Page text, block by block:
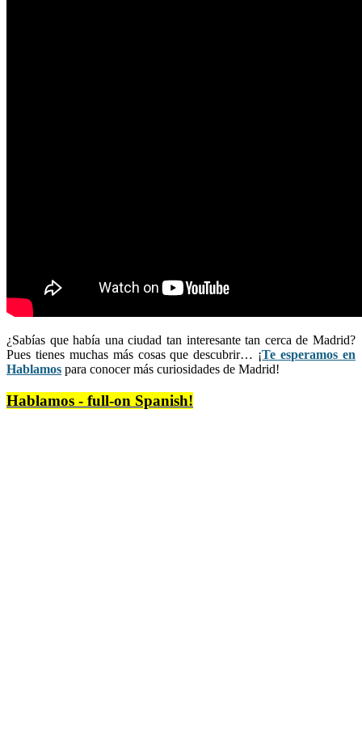
¿Sabías que había una ciudad tan interesante tan cerca de Madrid?
Pues tienes muchas más cosas que descubrir… ¡Te esperamos en
Hablamos para conocer más curiosidades de Madrid!
Hablamos - full-on Spanish!